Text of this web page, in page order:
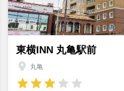
東横INN 丸亀駅前
丸亀